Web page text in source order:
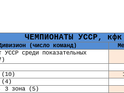
ЧЕМПИОНАТЫ УССР, кфк
(число команд)
УССР среди показательных
(10)
(4)
3 зона (5)